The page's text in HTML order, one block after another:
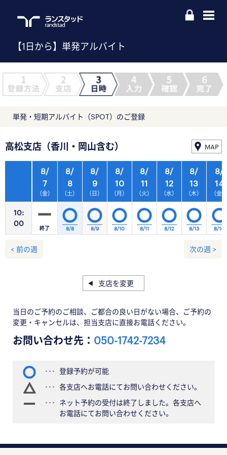
【1日から】単発アルバイト
単発・短期アルバイト（SPOT）のご登録
高松支店（香川・岡山含む） MAP
10:
00
8/
7
（金）
8/
8
（土）
8/
9
（日）
8/
10
（月）
8/
11
（火）
8/
12
（水）
8/
13
（木）
終了 8/8 8/9 8/10 8/11 8/12 8/13
8/
14
（金）
8/14
< 前の週 次の週 >
支店を変更
当日のご予約のご相談、ご都合の良い日がない場合、ご予約の
変更・キャンセルは、担当支店に直接お電話ください。
お問い合わせ先： 050-1742-7234
登録予約が可能
各支店へお電話にてお問い合わせください。
ネット予約の受付は終了しました。各支店へ
お電話にてお問い合わせください。